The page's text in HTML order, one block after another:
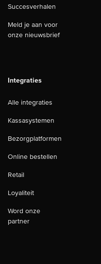
Succesverhalen
Meld je aan voor
onze nieuwsbrief
Integraties
Alle integraties
Kassasystemen
Bezorgplatformen
Online bestellen
Retail
Loyaliteit
Word onze
partner